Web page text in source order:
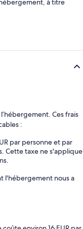
à titre
Ces frais
:
par personne et par
Cette taxe ne s'applique
l'hébergement nous a